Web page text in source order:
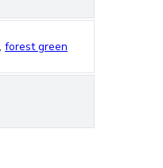
, forest green